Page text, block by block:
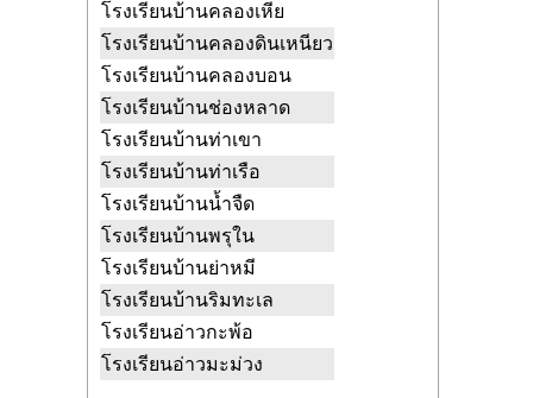
โรงเรียนบ้านคลองเหีย
โรงเรียนบ้านคลองดินเหนียว
โรงเรียนบ้านคลองบอน
โรงเรียนบ้านช่องหลาด
โรงเรียนบ้านท่าเขา
โรงเรียนบ้านท่าเรือ
โรงเรียนบ้านน้ำจืด
โรงเรียนบ้านพรุใน
โรงเรียนบ้านย่าหมี
โรงเรียนบ้านริมทะเล
โรงเรียนอ่าวกะพ้อ
โรงเรียนอ่าวมะม่วง